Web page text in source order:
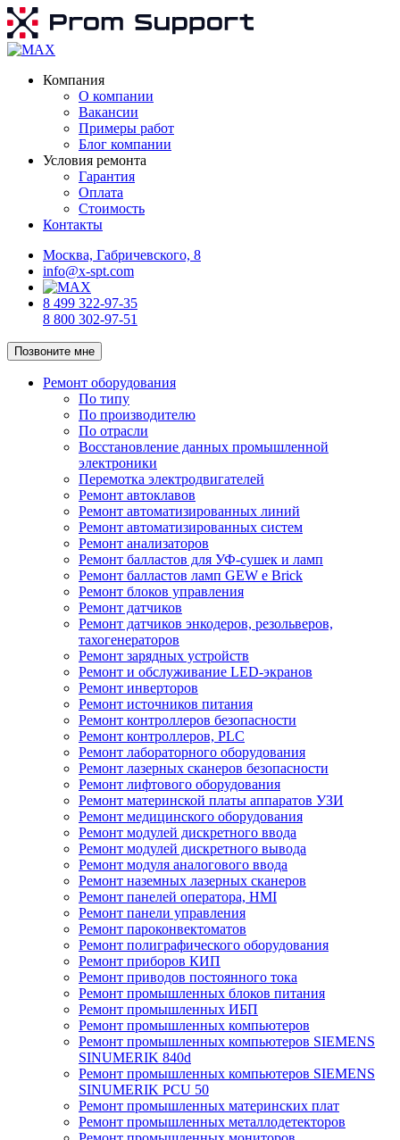
Компания
О компании
Вакансии
Примеры работ
Блог компании
Условия ремонта
Гарантия
Оплата
Стоимость
Контакты
Москва, Габричевского, 8
info@x-spt.com
8 499 322-97-35
8 800 302-97-51
Позвоните мне
Ремонт оборудования
По типу
По производителю
По отрасли
Восстановление данных промышленной
электроники
Перемотка электродвигателей
Ремонт автоклавов
Ремонт автоматизированных линий
Ремонт автоматизированных систем
Ремонт анализаторов
Ремонт балластов для УФ-сушек и ламп
Ремонт балластов ламп GEW e Brick
Ремонт блоков управления
Ремонт датчиков
Ремонт датчиков энкодеров, резольверов,
тахогенераторов
Ремонт зарядных устройств
Ремонт и обслуживание LED-экранов
Ремонт инверторов
Ремонт источников питания
Ремонт контроллеров безопасности
Ремонт контроллеров, PLC
Ремонт лабораторного оборудования
Ремонт лазерных сканеров безопасности
Ремонт лифтового оборудования
Ремонт материнской платы аппаратов УЗИ
Ремонт медицинского оборудования
Ремонт модулей дискретного ввода
Ремонт модулей дискретного вывода
Ремонт модуля аналогового ввода
Ремонт наземных лазерных сканеров
Ремонт панелей оператора, HMI
Ремонт панели управления
Ремонт пароконвектоматов
Ремонт полиграфического оборудования
Ремонт приборов КИП
Ремонт приводов постоянного тока
Ремонт промышленных блоков питания
Ремонт промышленных ИБП
Ремонт промышленных компьютеров
Ремонт промышленных компьютеров SIEMENS
SINUMERIK 840d
Ремонт промышленных компьютеров SIEMENS
SINUMERIK PCU 50
Ремонт промышленных материнских плат
Ремонт промышленных металлодетекторов